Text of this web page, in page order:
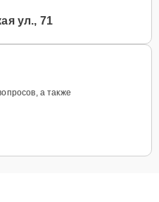
ул., 71
а также